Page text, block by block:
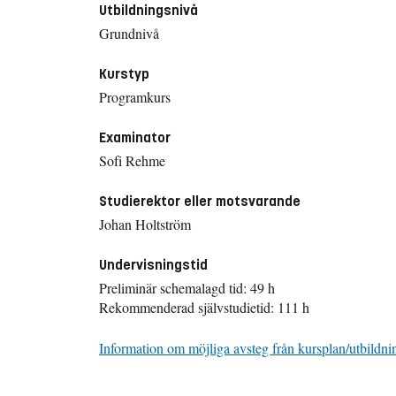
Utbildningsnivå
Grundnivå
Kurstyp
Programkurs
Examinator
Sofi Rehme
Studierektor eller motsvarande
Johan Holtström
Undervisningstid
Preliminär schemalagd tid: 49 h
Rekommenderad självstudietid: 111 h
Information om möjliga avsteg från kursplan/